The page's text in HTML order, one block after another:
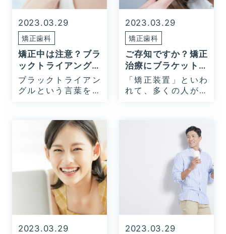
2023.03.29
矯正歯科
矯正中は注意？ブラ
ックトライアングル
ってなに？
ブラックトライアン
グルという言葉をご
2023.03.29
矯正歯科
ご存知ですか？矯正
治療にブラケットが
必要な理由
「矯正装置」といわ
れて、多くの人が思
2023.03.29 2023.03.29